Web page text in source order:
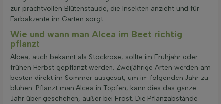
zur prachtvollen Blütenstaude, die Insekten anzieht und für
Farbakzente im Garten sorgt.
Wie und wann man Alcea im Beet richtig
pflanzt
Alcea, auch bekannt als Stockrose, sollte im Frühjahr oder
frühen Herbst gepflanzt werden. Zweijährige Arten werden am
besten direkt im Sommer ausgesät, um im folgenden Jahr zu
blühen. Pflanzt man Alcea in Töpfen, kann dies das ganze
Jahr über geschehen, außer bei Frost. Die Pflanzabstände